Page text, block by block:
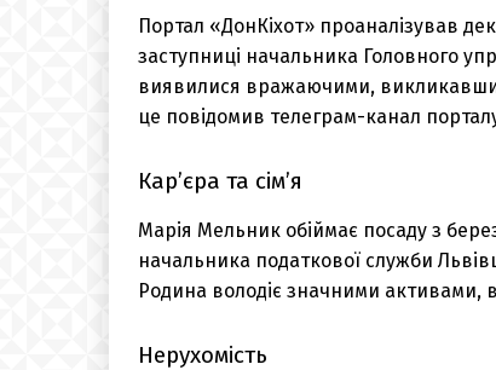
Портал «ДонКіхот» проаналізував
заступниці начальника Головного
виявилися вражаючими,
це повідомив телеграм-канал
Кар’єра та сім’я
Марія Мельник обіймає посаду з
начальника податкової служби
Родина володіє значними активами,
Нерухомість